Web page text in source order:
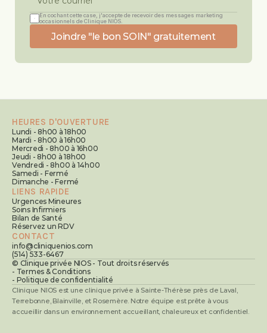
En cochant cette case, j'accepte de recevoir des messages marketing
occasionnels de Clinique NIOS.
Joindre "le bon SOIN" gratuitement
HEURES D'OUVERTURE
Lundi - 8h00 à 18h00
Mardi - 8h00 à 16h00
Mercredi - 8h00 à 16h00
Jeudi - 8h00 à 18h00
Vendredi - 8h00 à 14h00
Samedi - Fermé
Dimanche - Fermé
LIENS RAPIDE
Urgences Mineures
Soins Infirmiers
Bilan de Santé
Réservez un RDV
CONTACT
info@cliniquenios.com
(514) 533-6467
© Clinique privée NIOS - Tout droits réservés
- Termes & Conditions
- Politique de confidentialité
Clinique NIOS est une clinique privée à Sainte-Thérèse près de Laval,
Terrebonne, Blainville, et Rosemère. Notre équipe est prête à vous
accueillir dans un environnement accueillant, chaleureux et confidentiel.